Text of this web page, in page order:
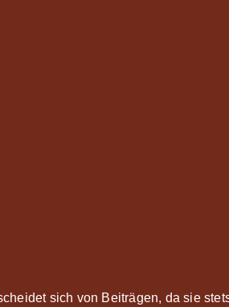
sich von Beiträgen, da sie